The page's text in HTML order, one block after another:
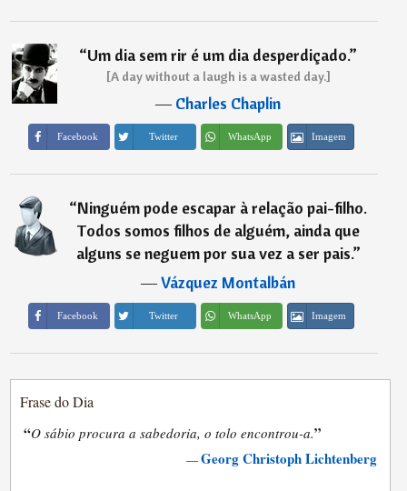
“Um dia sem rir é um dia desperdiçado.”
[A day without a laugh is a wasted day.]
―Charles Chaplin
Facebook Twitter WhatsApp Imagem
“Ninguém pode escapar à relação pai-filho.
Todos somos filhos de alguém, ainda que
alguns se neguem por sua vez a ser pais.”
―Vázquez Montalbán
Facebook Twitter WhatsApp Imagem
Frase do Dia
“O sábio procura a sabedoria, o tolo encontrou-a.”
—Georg Christoph Lichtenberg